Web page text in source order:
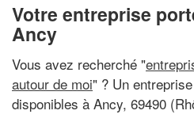
Votre entreprise
Ancy
Vous avez recherché "
autour de moi" ? Un
disponibles à Ancy, 69490